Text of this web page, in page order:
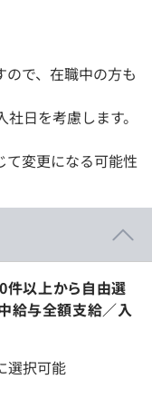
ので、在職中の方も
日を考慮します。
変更になる可能性
件以上から自由選
給与全額支給／入
選択可能